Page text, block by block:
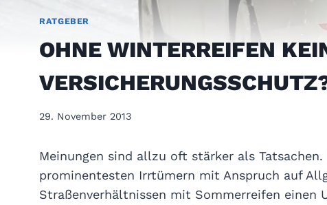
RATGEBER
OHNE WINTERREIFEN
29. November 2013
Meinungen sind allzu oft stärker als
prominentesten Irrtümern mit Anspruch auf
Straßenverhältnissen mit Sommerreifen einen